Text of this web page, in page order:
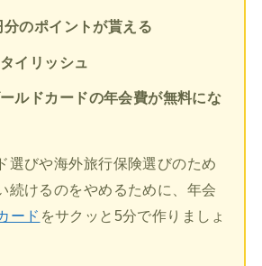
のポイントが貰える
イリッシュ
ルドカードの年会費が無料にな
選びや海外旅行保険選びのため
続けるのをやめるために、年会
ード をサクッと5分で作りましょ